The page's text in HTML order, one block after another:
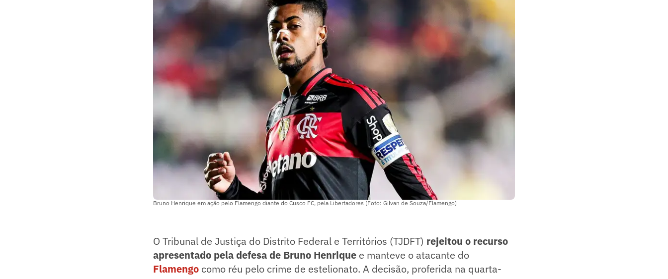
Bruno Henrique em ação pelo Flamengo diante do Cusco FC, pela Libertadores (Foto: Gilvan de Souza/Flamengo)
O Tribunal de Justiça do Distrito Federal e Territórios (TJDFT) rejeitou o recurso
apresentado pela defesa de Bruno Henrique e manteve o atacante do
Flamengo como réu pelo crime de estelionato. A decisão, proferida na quarta-